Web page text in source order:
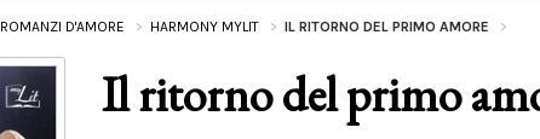
ROMANZI D'AMORE HARMONY MYLIT IL RITORNO DEL PRIMO AMORE
Il ritorno del primo